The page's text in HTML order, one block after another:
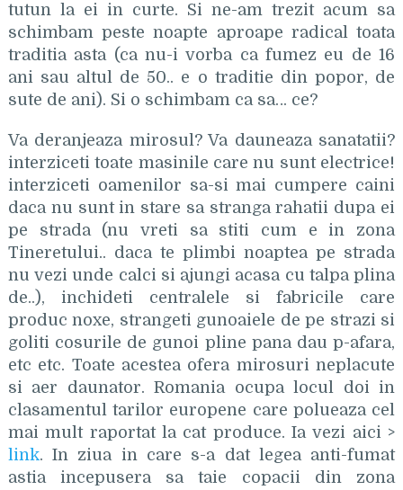
tutun la ei in curte. Si ne-am trezit acum sa
schimbam peste noapte aproape radical toata
traditia asta (ca nu-i vorba ca fumez eu de 16
ani sau altul de 50.. e o traditie din popor, de
sute de ani). Si o schimbam ca sa… ce?
Va deranjeaza mirosul? Va dauneaza sanatatii?
interziceti toate masinile care nu sunt electrice!
interziceti oamenilor sa-si mai cumpere caini
daca nu sunt in stare sa stranga rahatii dupa ei
pe strada (nu vreti sa stiti cum e in zona
Tineretului.. daca te plimbi noaptea pe strada
nu vezi unde calci si ajungi acasa cu talpa plina
de..), inchideti centralele si fabricile care
produc noxe, strangeti gunoaiele de pe strazi si
goliti cosurile de gunoi pline pana dau p-afara,
etc etc. Toate acestea ofera mirosuri neplacute
si aer daunator. Romania ocupa locul doi in
clasamentul tarilor europene care polueaza cel
mai mult raportat la cat produce. Ia vezi aici >
link. In ziua in care s-a dat legea anti-fumat
astia incepusera sa taie copacii din zona